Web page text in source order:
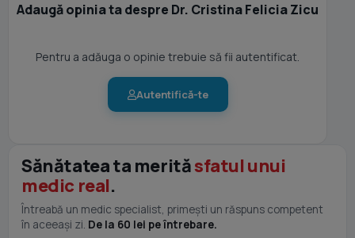
Adaugă opinia ta despre Dr. Cristina Felicia Zicu
Pentru a adăuga o opinie trebuie să fii autentificat.
Autentifică-te
Sănătatea ta merităsfatul unui
medic real.
Întreabă un medic specialist, primești un răspuns competent
în aceeași zi. De la 60 lei pe întrebare.